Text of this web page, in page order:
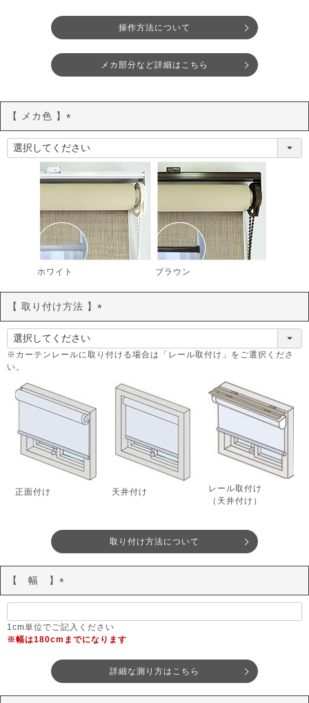
操作方法について
メカ部分など詳細はこちら
【 メカ色 】
(
必
須
)
ホワイト ブラウン
【 取り付け方法 】
(
須
※カーテンレールに取り付ける場合は「レール取付け」をご選択くださ
い。
正面付け 天井付け
レール取付け
（天井付け）
取り付け方法について
【 幅 】
(
須
)
1cm単位でご記入ください
※幅は180cmまでになります
詳細な測り方はこちら